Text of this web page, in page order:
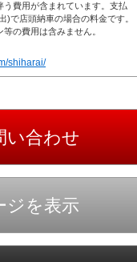
費用が含まれています。支払
)で店頭納車の場合の料金です。
の費用は含みません。
shiharai/